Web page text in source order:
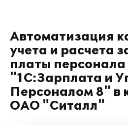
Автоматизация
учета и расчета
платы
"1С:Зарплата и
Персоналом 8" в
ОАО "Ситалл"